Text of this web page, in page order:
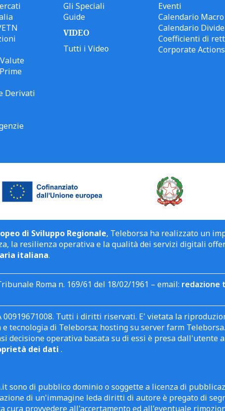
Derivati
Gli Speciali
Guide
VIDEO
Tutti i Video
Eventi
Calendario Macro
Calendario
Coefficienti di
Corporate Actions
di Sviluppo Regionale, Teleborsa ha realizzato un
la resilienza operativa e la qualità dei servizi digitali
italiana.
Roma n. 169/61 del 18/02/1961 – email: redazione
00919671008. Tutti i diritti riservati. E' vietata la
tecnologia di Teleborsa; hosting su server farm
decisione operativa basata su di essi è presa dall'utente
dei dati .
sono di pubblico dominio o soggette a licenza di
di un'immagine leda diritti di autore è pregato di
cura provvedere all'accertamento ed all'eventuale